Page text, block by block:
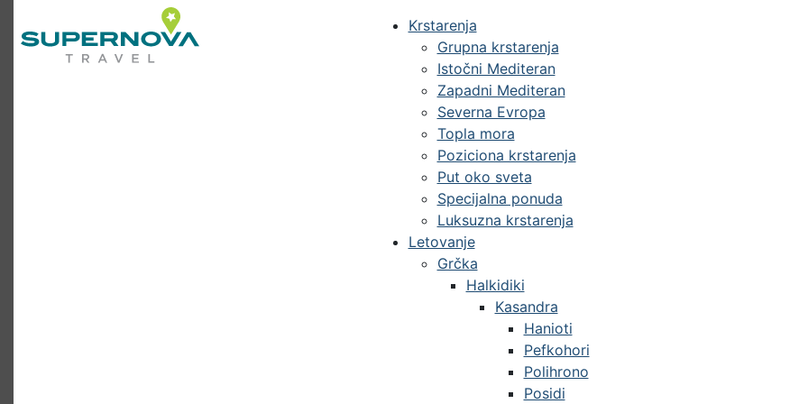
Krstarenja
Grupna krstarenja
Istočni Mediteran
Zapadni Mediteran
Severna Evropa
Topla mora
Poziciona krstarenja
Put oko sveta
Specijalna ponuda
Luksuzna krstarenja
Letovanje
Grčka
Halkidiki
Kasandra
Hanioti
Pefkohori
Polihrono
Posidi